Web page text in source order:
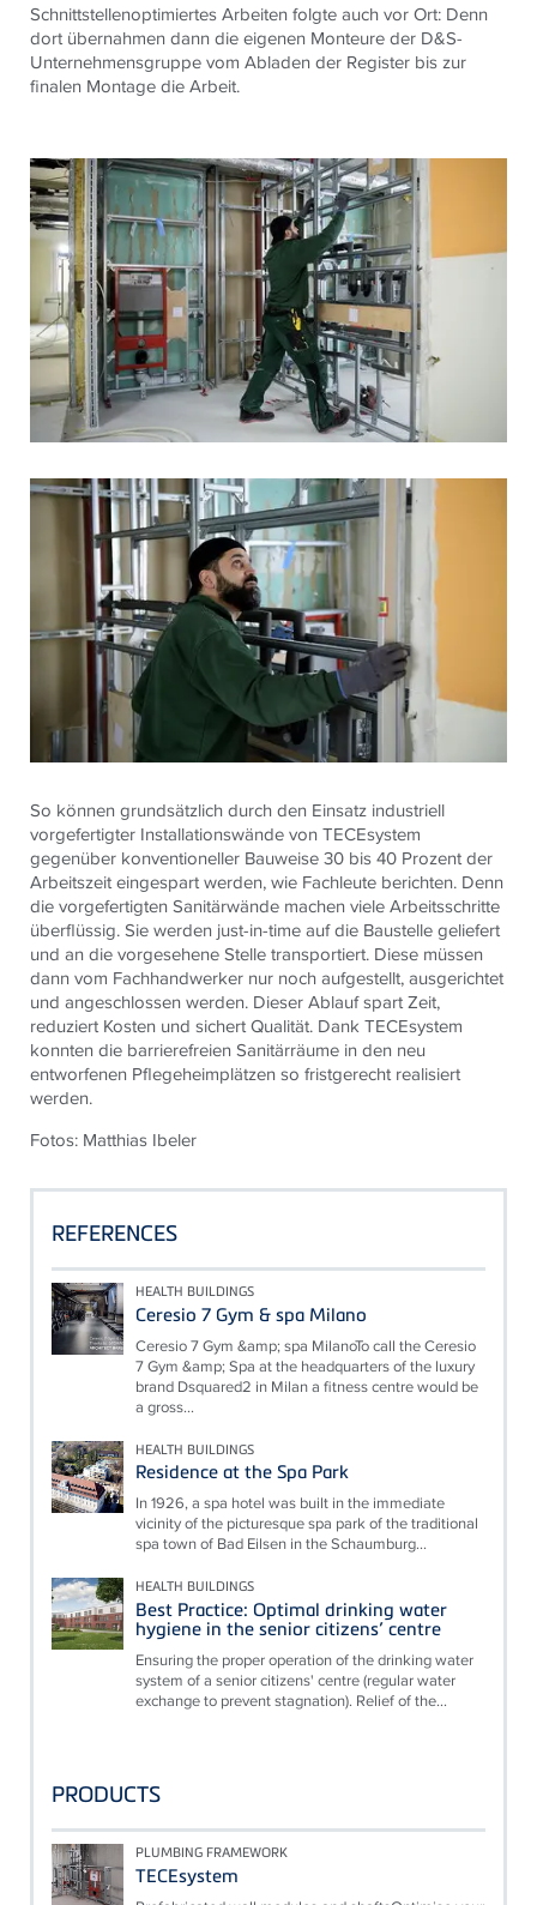
Schnittstellenoptimiertes Arbeiten folgte auch vor Ort: Denn
dort übernahmen dann die eigenen Monteure der D&S-
Unternehmensgruppe vom Abladen der Register bis zur
finalen Montage die Arbeit.
So können grundsätzlich durch den Einsatz industriell
vorgefertigter Installationswände von TECEsystem
gegenüber konventioneller Bauweise 30 bis 40 Prozent der
Arbeitszeit eingespart werden, wie Fachleute berichten. Denn
die vorgefertigten Sanitärwände machen viele Arbeitsschritte
überflüssig. Sie werden just-in-time auf die Baustelle geliefert
und an die vorgesehene Stelle transportiert. Diese müssen
dann vom Fachhandwerker nur noch aufgestellt, ausgerichtet
und angeschlossen werden. Dieser Ablauf spart Zeit,
reduziert Kosten und sichert Qualität. Dank TECEsystem
konnten die barrierefreien Sanitärräume in den neu
entworfenen Pflegeheimplätzen so fristgerecht realisiert
werden.
Fotos: Matthias Ibeler
REFERENCES
HEALTH BUILDINGS
Ceresio 7 Gym & spa Milano
Ceresio 7 Gym &amp; spa MilanoTo call the Ceresio
7 Gym &amp; Spa at the headquarters of the luxury
brand Dsquared2 in Milan a fitness centre would be
a gross...
HEALTH BUILDINGS
Residence at the Spa Park
In 1926, a spa hotel was built in the immediate
vicinity of the picturesque spa park of the traditional
spa town of Bad Eilsen in the Schaumburg...
HEALTH BUILDINGS
Best Practice: Optimal drinking water
hygiene in the senior citizens’ centre
Ensuring the proper operation of the drinking water
system of a senior citizens' centre (regular water
exchange to prevent stagnation). Relief of the...
PRODUCTS
PLUMBING FRAMEWORK
TECEsystem